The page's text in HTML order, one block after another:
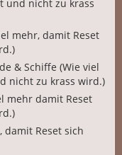
und nicht zu krass
mehr, damit Reset
& Schiffe (Wie viel
nicht zu krass wird.)
mehr damit Reset
damit Reset sich